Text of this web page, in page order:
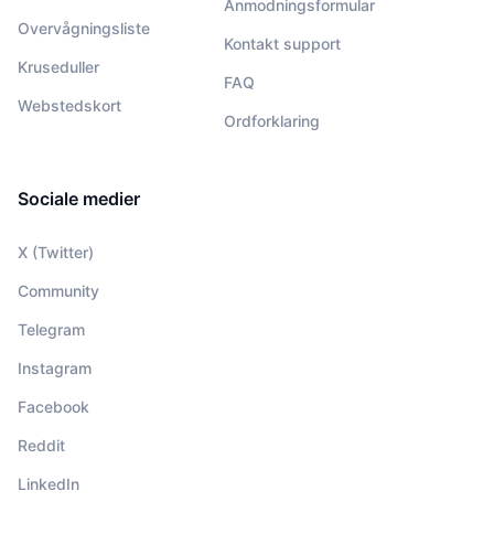
Overvågningsliste
Kruseduller
Webstedskort
Anmodningsformular
Kontakt support
FAQ
Ordforklaring
Sociale medier
X (Twitter)
Community
Telegram
Instagram
Facebook
Reddit
LinkedIn